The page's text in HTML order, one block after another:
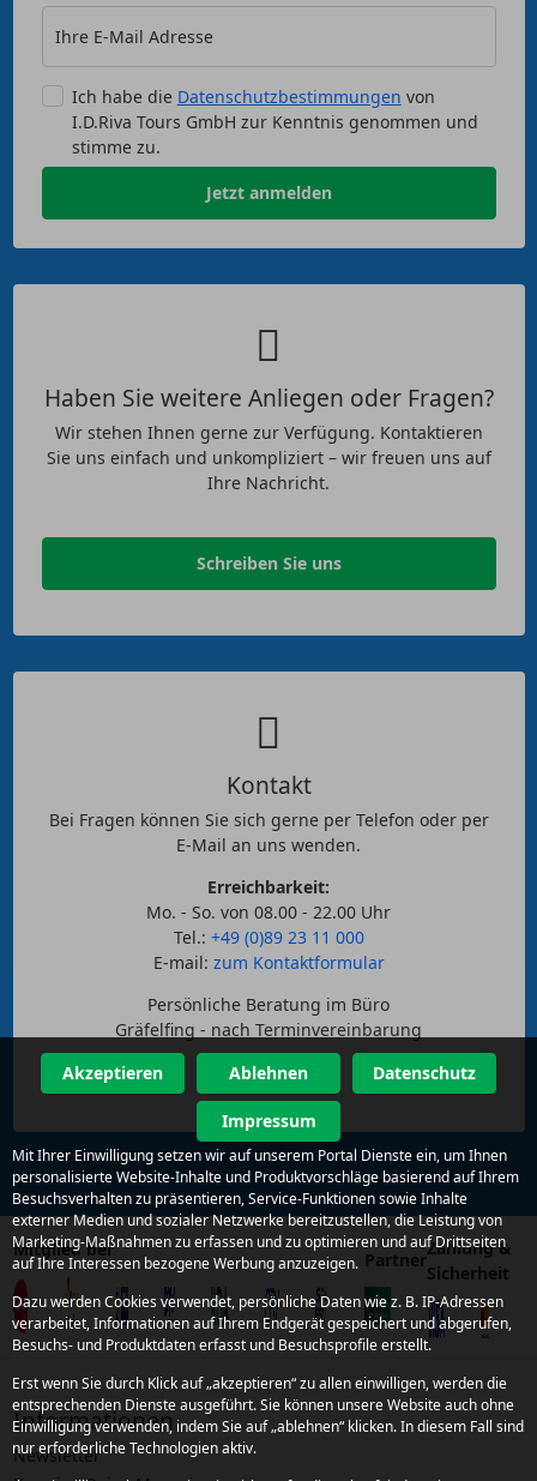
Ihre E-Mail Adresse
Ich habe die Datenschutzbestimmungen von
I.D.Riva Tours GmbH zur Kenntnis genommen und
stimme zu.
Jetzt anmelden
Haben Sie weitere Anliegen oder Fragen?
Wir stehen Ihnen gerne zur Verfügung. Kontaktieren
Sie uns einfach und unkompliziert – wir freuen uns auf
Ihre Nachricht.
Schreiben Sie uns
Kontakt
Bei Fragen können Sie sich gerne per Telefon oder per
E-Mail an uns wenden.
Erreichbarkeit:
Mo. - So. von 08.00 - 22.00 Uhr
Tel.: +49 (0)89 23 11 000
E-mail: zum Kontaktformular
Persönliche Beratung im Büro
Gräfelfing - nach Terminvereinbarung
Mitglied bei Partner
Zahlung &
Sicherheit
Informationen
Newsletter
Akzeptieren Ablehnen Datenschutz
Impressum
Mit Ihrer Einwilligung setzen wir auf unserem Portal Dienste ein, um Ihnen
personalisierte Website-Inhalte und Produktvorschläge basierend auf Ihrem
Besuchsverhalten zu präsentieren, Service-Funktionen sowie Inhalte
externer Medien und sozialer Netzwerke bereitzustellen, die Leistung von
Marketing-Maßnahmen zu erfassen und zu optimieren und auf Drittseiten
auf Ihre Interessen bezogene Werbung anzuzeigen.
Dazu werden Cookies verwendet, persönliche Daten wie z. B. IP-Adressen
verarbeitet, Informationen auf Ihrem Endgerät gespeichert und abgerufen,
Besuchs- und Produktdaten erfasst und Besuchsprofile erstellt.
Erst wenn Sie durch Klick auf „akzeptieren“ zu allen einwilligen, werden die
entsprechenden Dienste ausgeführt. Sie können unsere Website auch ohne
Einwilligung verwenden, indem Sie auf „ablehnen“ klicken. In diesem Fall sind
nur erforderliche Technologien aktiv.